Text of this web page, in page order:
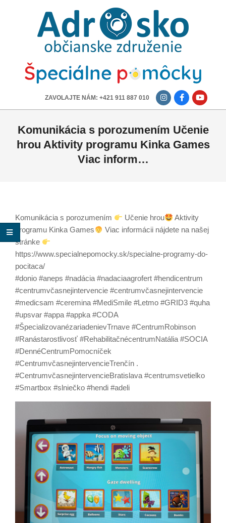
ADROSKO
OBČIANSKE
ZDRUŽENIE
ZAVOLAJTE NÁM: +421 911 887 010
Komunikácia s porozumením Učenie
hrou Aktivity programu Kinka Games
Viac inform…
Komunikácia s porozumením Učenie hrou
Aktivity
programu Kinka Games
Viac informácii nájdete na našej
stránke
https://www.specialnepomocky.sk/specialne-programy-do-
pocitaca/
#donio #aneps #nadácia #nadaciaagrofert #hendicentrum
#centrumvčasnejintervencie #centrumvčasnejintervencie
#medicsam #ceremina #MediSmile #Letmo #GRID3 #quha
#upsvar #appa #appka #CODA
#ŠpecializovanézariadenievTrnave #CentrumRobinson
#Ranástarostlivosť #RehabilitačnécentrumNatália #SOCIA
#DennéCentrumPomocníček
#CentrumvčasnejintervencieTrenčín .
#CentrumvčasnejintervencieBratislava #centrumsvetielko
#Smartbox #slniečko #hendi #adeli